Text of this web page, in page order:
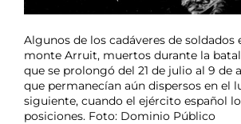
Algunos de los cadáveres de soldados
monte Arruit, muertos durante la
que se prolongó del 21 de julio al 9 de
que permanecían aún dispersos en el
siguiente, cuando el ejército español
posiciones. Foto: Dominio Público